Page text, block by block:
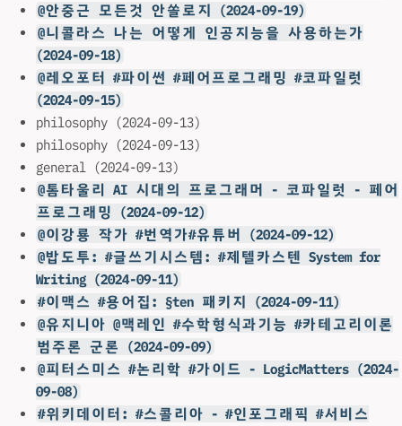
@안중근 모든것 안쏠로지 (2024-09-19)
@니콜라스 나는 어떻게 인공지능을 사용하는가
(2024-09-18)
@레오포터 #파이썬 #페어프로그래밍 #코파일럿
(2024-09-15)
philosophy (2024-09-13)
philosophy (2024-09-13)
general (2024-09-13)
@톰타울리 AI 시대의 프로그래머 - 코파일럿 - 페어
프로그래밍 (2024-09-12)
@이강룡 작가 #번역가#유튜버 (2024-09-12)
@밥도투: #글쓰기시스템: #제텔카스텐 System for
Writing (2024-09-11)
#이맥스 #용어집: §ten 패키지 (2024-09-11)
@유지니아 @맥레인 #수학형식과기능 #카테고리이론
범주론 군론 (2024-09-09)
@피터스미스 #논리학 #가이드 - LogicMatters (2024-
09-08)
#위키데이터: #스콜리아 - #인포그래픽 #서비스